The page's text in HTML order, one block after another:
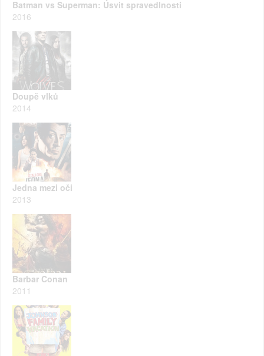
Batman vs Superman: Úsvit spravedlnosti
2016
Doupě vlků
2014
Jedna mezi oči
2013
Barbar Conan
2011